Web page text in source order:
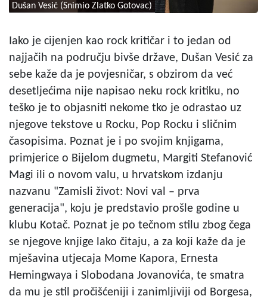
Dušan Vesić (Snimio Zlatko Gotovac)
Iako je cijenjen kao rock kritičar i to jedan od
najjačih na području bivše države, Dušan Vesić za
sebe kaže da je povjesničar, s obzirom da već
desetljećima nije napisao neku rock kritiku, no
teško je to objasniti nekome tko je odrastao uz
njegove tekstove u Rocku, Pop Rocku i sličnim
časopisima. Poznat je i po svojim knjigama,
primjerice o Bijelom dugmetu, Margiti Stefanović
Magi ili o novom valu, u hrvatskom izdanju
nazvanu "Zamisli život: Novi val – prva
generacija", koju je predstavio prošle godine u
klubu Kotač. Poznat je po tečnom stilu zbog čega
se njegove knjige lako čitaju, a za koji kaže da je
mješavina utjecaja Mome Kapora, Ernesta
Hemingwaya i Slobodana Jovanovića, te smatra
da mu je stil pročišćeniji i zanimljiviji od Borgesa,